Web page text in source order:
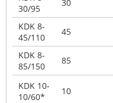
30/95
30
KDK 8-
45/110
45
KDK 8-
85/150
85
KDK 10-
10/60*
10